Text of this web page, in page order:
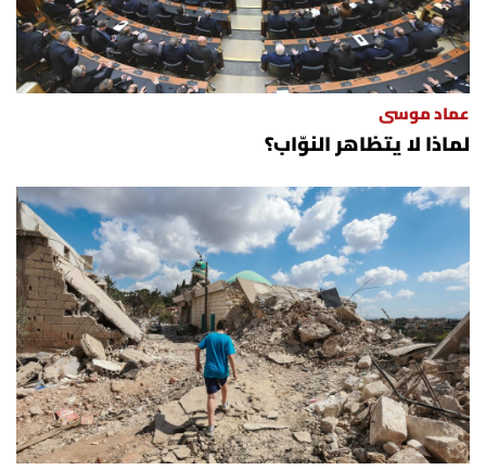
عماد موسى
لماذا لا يتظاهر النوّاب؟